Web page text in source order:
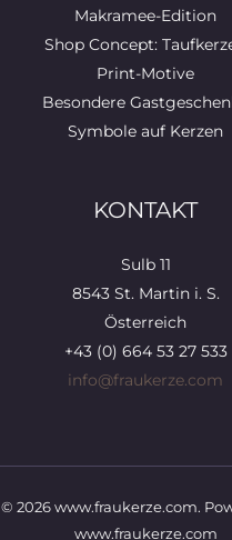
Makramee-Edition
Shop Concept:
Print-Motive
Besondere
Symbole auf Kerzen
KONTAKT
Sulb 11
8543 St. Martin i. S.
Österreich
+43 (0) 664 53 27 533
info@fraukerze.com
© 2026 www.fraukerze.com.
www.fraukerze.com